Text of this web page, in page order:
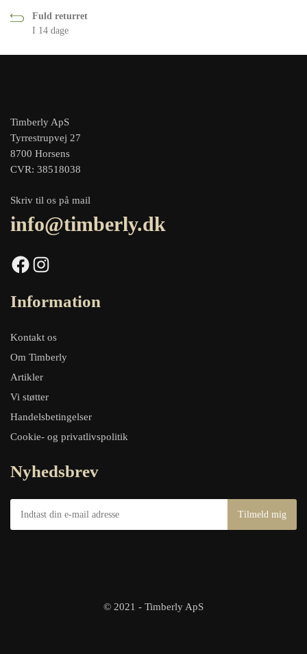
Fuld returret
I 14 dage
Timberly ApS
Tyrrestrupvej 27
8700 Horsens
CVR: 38518038
Skriv til os på mail
info@timberly.dk
Facebook Instagram
Information
Kontakt os
Om Timberly
Artikler
Vi støtter
Handelsbetingelser
Cookie- og privatlivspolitik
Nyhedsbrev
© 2021 - Timberly ApS